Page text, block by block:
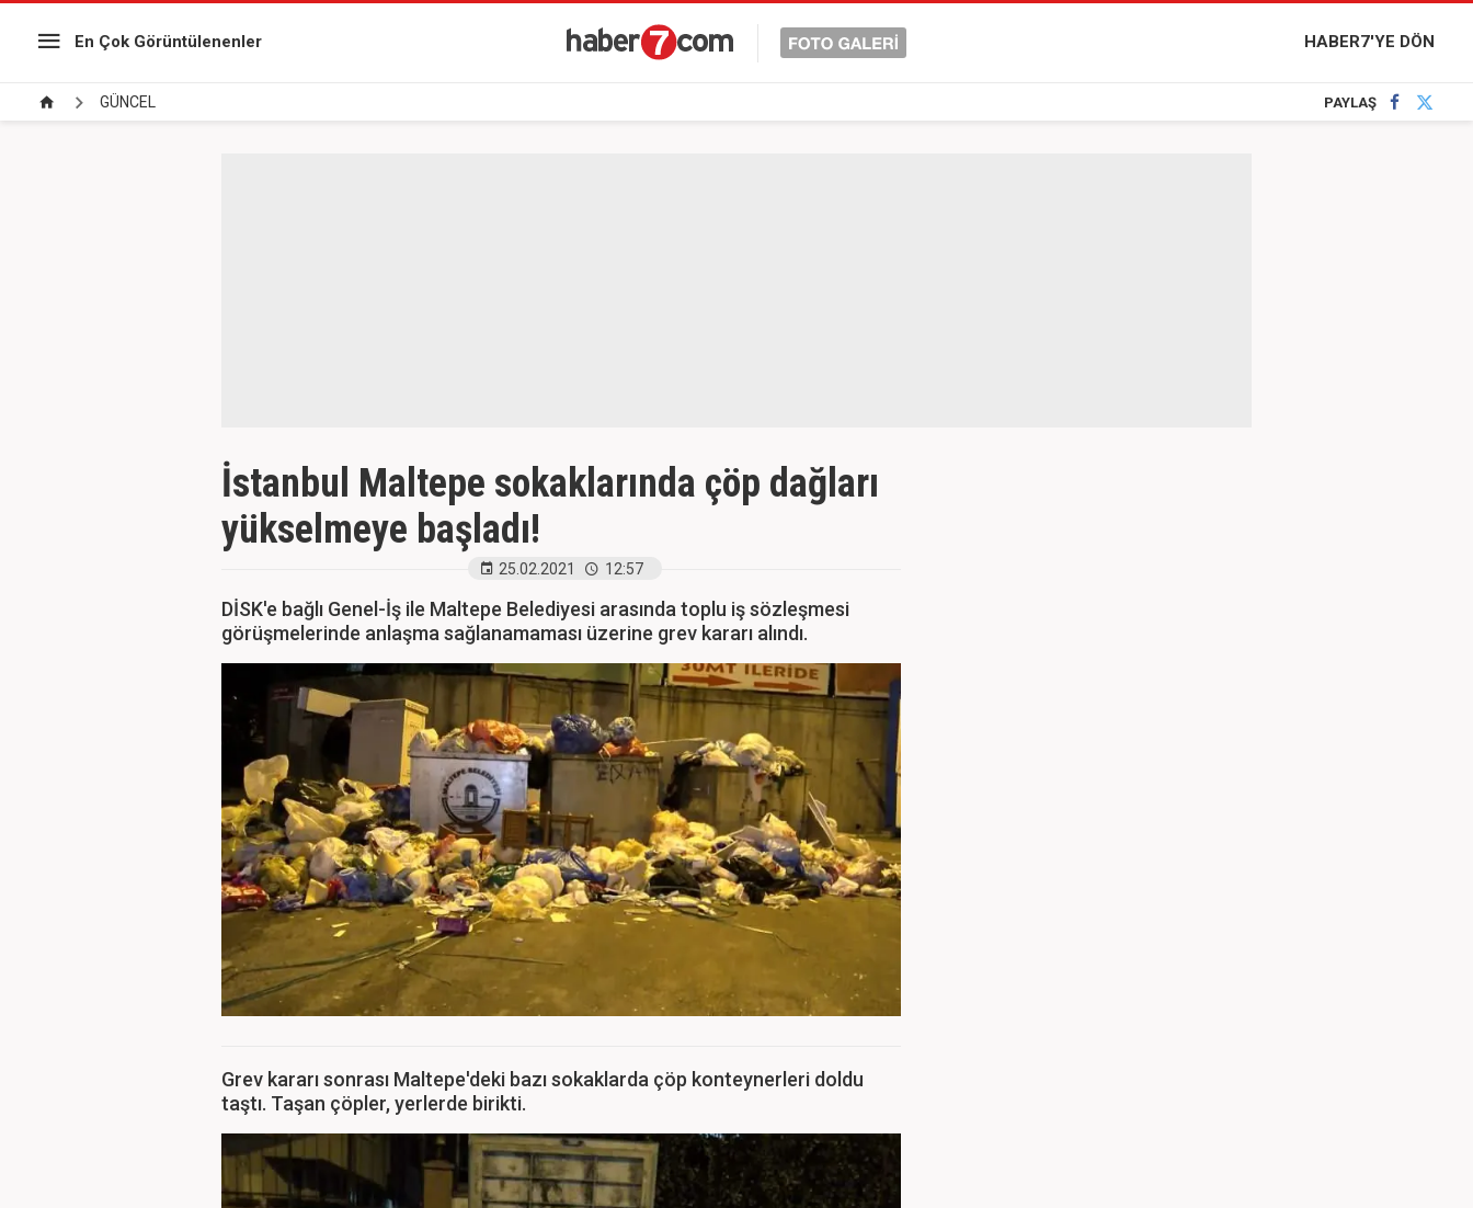
En Çok Görüntülenenler HABER7'YE DÖN
GÜNCEL PAYLAŞ
İstanbul Maltepe sokaklarında çöp dağları
yükselmeye başladı!
25.02.2021 12:57
DİSK'e bağlı Genel-İş ile Maltepe Belediyesi arasında toplu iş sözleşmesi
görüşmelerinde anlaşma sağlanamaması üzerine grev kararı alındı.
Grev kararı sonrası Maltepe'deki bazı sokaklarda çöp konteynerleri doldu
taştı. Taşan çöpler, yerlerde birikti.